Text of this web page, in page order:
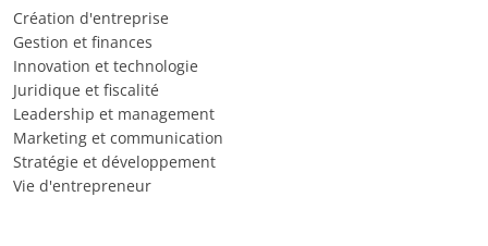
Création d'entreprise
Gestion et finances
Innovation et technologie
Juridique et fiscalité
Leadership et management
Marketing et communication
Stratégie et développement
Vie d'entrepreneur